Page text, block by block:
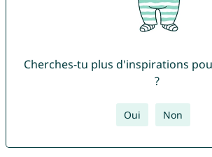
Cherches-tu plus d'inspirations
?
Oui Non